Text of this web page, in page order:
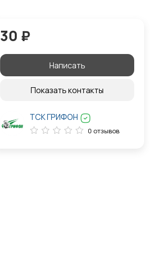
30 ₽
Написать
Показать контакты
ТСК ГРИФОН
0 отзывов